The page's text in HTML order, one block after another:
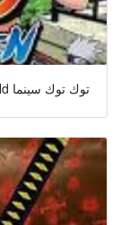
انمي Naruto Shippuuden الحلقة 23 مترجمة Hd توك توك سينما